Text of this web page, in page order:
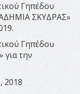
Γηπέδου
ΣΚΥΔΡΑΣ»
Γηπέδου
την
2018